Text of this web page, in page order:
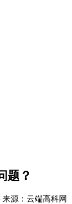
题？
来源：云端高科网